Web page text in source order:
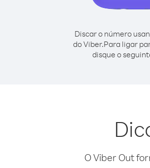
Discar o número
do Viber.Para ligar
disque o
O Viber Out